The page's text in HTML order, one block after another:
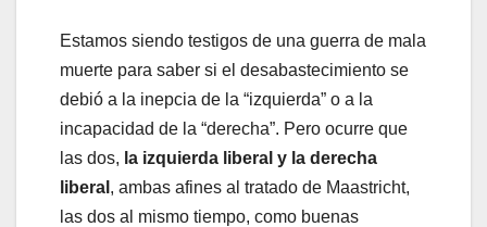
Estamos siendo testigos de una guerra de mala
muerte para saber si el desabastecimiento se
debió a la inepcia de la “izquierda” o a la
incapacidad de la “derecha”. Pero ocurre que
las dos, la izquierda liberal y la derecha
liberal , ambas afines al tratado de Maastricht,
las dos al mismo tiempo, como buenas